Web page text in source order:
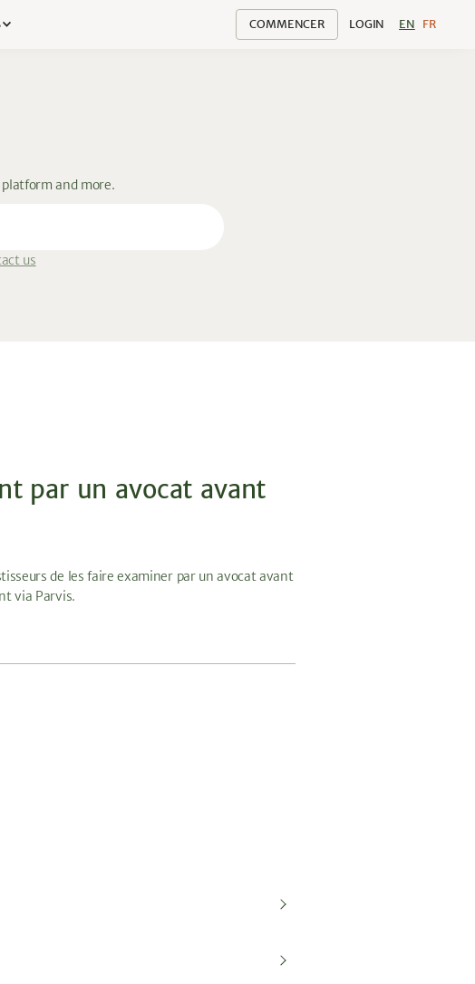
COMMENCER LOGIN EN FR
and more.
us
par un avocat avant
de les faire examiner par un avocat avant
via Parvis.